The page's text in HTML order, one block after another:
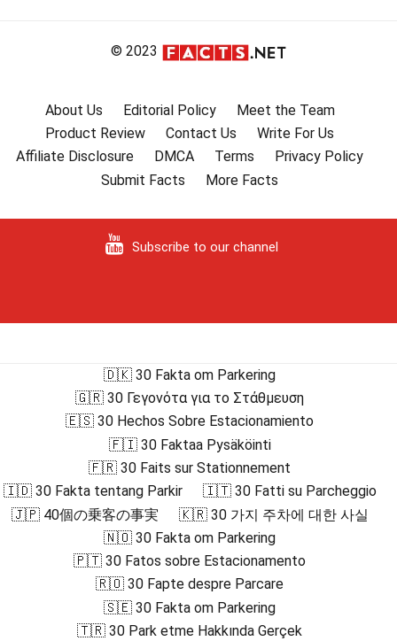
© 2023
About Us Editorial Policy
Meet the Team
Product Review
Contact Us
Write For Us
Affiliate Disclosure
DMCA Terms
Privacy Policy
Submit Facts
More Facts
Subscribe to our channel
🇩🇰 30 Fakta om Parkering
🇬🇷 30 Γεγονότα για το Στάθμευση
🇪🇸 30 Hechos Sobre Estacionamiento
🇫🇮 30 Faktaa Pysäköinti
🇫🇷 30 Faits sur Stationnement
🇮🇩 30 Fakta tentang Parkir
🇮🇹 30 Fatti su Parcheggio
🇯🇵 40個の乗客の事実
🇰🇷 30 가지 주차에 대한 사실
🇳🇴 30 Fakta om Parkering
🇵🇹 30 Fatos sobre Estacionamento
🇷🇴 30 Fapte despre Parcare
🇸🇪 30 Fakta om Parkering
🇹🇷 30 Park etme Hakkında Gerçek